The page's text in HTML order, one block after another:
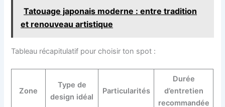
Tatouage japonais moderne : entre tradition
et renouveau artistique
Tableau récapitulatif pour choisir ton spot :
Zone
Type de
design idéal
Particularités
Durée
d’entretien
recommandée